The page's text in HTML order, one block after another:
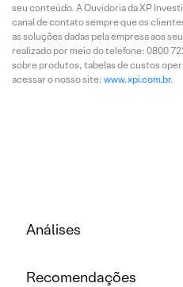
seu conteúdo. A Ouvidoria da XP
canal de contato sempre que os
as soluções dadas pela empresa aos
realizado por meio do telefone: 0800
sobre produtos, tabelas de custos
acessar o nosso site: www.xpi.com.br.
Análises
Recomendações